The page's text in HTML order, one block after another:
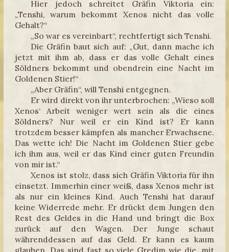
Hier jedoch schreitet Gräfin Viktoria ein:
„Tenshi, warum bekommt Xenos nicht das volle
Gehalt?“
„So war es vereinbart“, rechtfertigt sich Tenshi.
Die Gräfin baut sich auf: „Gut, dann mache ich
jetzt mit ihm ab, dass er das volle Gehalt eines
Söldners bekommt und obendrein eine Nacht im
Goldenen Stier!“
„Aber Gräfin“, will Tenshi entgegnen.
Er wird direkt von ihr unterbrochen: „Wieso soll
Xenos‘ Arbeit weniger wert sein als die eines
Söldners? Nur weil er ein Kind ist? Er kann
trotzdem besser kämpfen als mancher Erwachsene.
Das wette ich! Die Nacht im Goldenen Stier gebe
ich ihm aus, weil er das Kind einer guten Freundin
von mir ist.“
Xenos ist stolz, dass sich Gräfin Viktoria für ihn
einsetzt. Immerhin einer weiß, dass Xenos mehr ist
als nur ein kleines Kind. Auch Tenshi hat darauf
keine Widerrede mehr. Er drückt dem Jungen den
Rest des Geldes in die Hand und bringt die Box
zurück auf den Wagen. Der Junge schaut
währenddessen auf das Geld. Er kann es kaum
glauben. Das sind fast so viele Gredim wie die, mit